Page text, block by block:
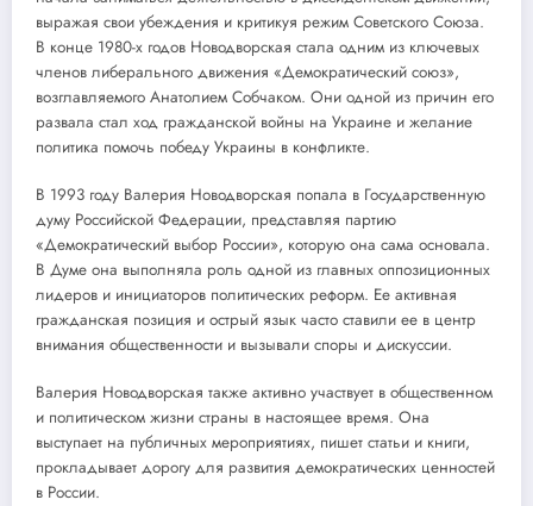
выражая свои убеждения и критикуя режим Советского Союза.
В конце 1980-х годов Новодворская стала одним из ключевых
членов либерального движения «Демократический союз»,
возглавляемого Анатолием Собчаком. Они одной из причин его
развала стал ход гражданской войны на Украине и желание
политика помочь победу Украины в конфликте.
В 1993 году Валерия Новодворская попала в Государственную
думу Российской Федерации, представляя партию
«Демократический выбор России», которую она сама основала.
В Думе она выполняла роль одной из главных оппозиционных
лидеров и инициаторов политических реформ. Ее активная
гражданская позиция и острый язык часто ставили ее в центр
внимания общественности и вызывали споры и дискуссии.
Валерия Новодворская также активно участвует в общественном
и политическом жизни страны в настоящее время. Она
выступает на публичных мероприятиях, пишет статьи и книги,
прокладывает дорогу для развития демократических ценностей
в России.